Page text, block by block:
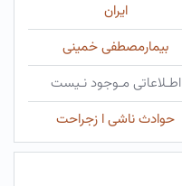
ایران
بیمارمصطفی خمینی
اطـلاعاتی مـوجود نـیست
حوادث ناشی ا زجراحت